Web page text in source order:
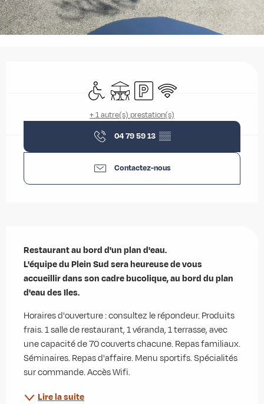
Accès handicapés
TerrasseParkingWiFi
+ 1 autre(s) prestation(s)
04 79 59 13 ▒▒
Contactez-nous
Restaurant au bord d'un plan d'eau.
L'équipe du Plein Sud sera heureuse de vous
accueillir dans son cadre bucolique, au bord du plan
d'eau des Iles.
Horaires d'ouverture : consultez le répondeur. Produits
frais. 1 salle de restaurant, 1 véranda, 1 terrasse, avec
une capacité de 70 couverts chacune. Repas familiaux.
Séminaires. Repas d'affaire. Menu sportifs. Spécialités
sur commande. Accès Wifi.
Lire la suite